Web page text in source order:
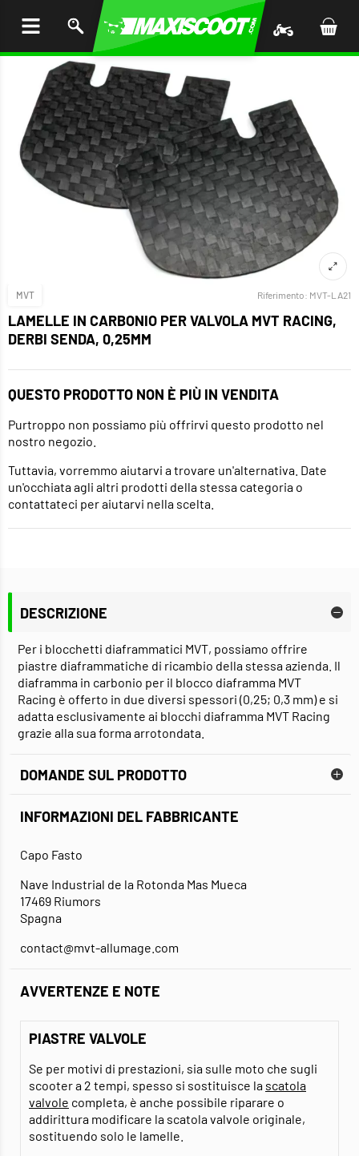
MVT Riferimento: MVT-LA21
LAMELLE IN CARBONIO PER VALVOLA MVT RACING,
DERBI SENDA, 0,25MM
QUESTO PRODOTTO NON È PIÙ IN VENDITA
Purtroppo non possiamo più offrirvi questo prodotto nel
nostro negozio.
Tuttavia, vorremmo aiutarvi a trovare un'alternativa. Date
un'occhiata agli altri prodotti della stessa categoria o
contattateci per aiutarvi nella scelta.
DESCRIZIONE
Per i blocchetti diaframmatici MVT, possiamo offrire
piastre diaframmatiche di ricambio della stessa azienda. Il
diaframma in carbonio per il blocco diaframma MVT
Racing è offerto in due diversi spessori (0,25; 0,3 mm) e si
adatta esclusivamente ai blocchi diaframma MVT Racing
grazie alla sua forma arrotondata.
DOMANDE SUL PRODOTTO
INFORMAZIONI DEL FABBRICANTE
Capo Fasto
Nave Industrial de la Rotonda Mas Mueca
17469 Riumors
Spagna
contact@mvt-allumage.com
AVVERTENZE E NOTE
PIASTRE VALVOLE
Se per motivi di prestazioni, sia sulle moto che sugli
scooter a 2 tempi, spesso si sostituisce la scatola
valvole completa, è anche possibile riparare o
addirittura modificare la scatola valvole originale,
sostituendo solo le lamelle.